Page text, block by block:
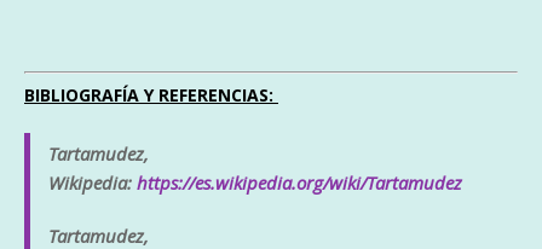
BIBLIOGRAFÍA Y REFERENCIAS:
Tartamudez,
Wikipedia: https://es.wikipedia.org/wiki/Tartamudez
Tartamudez,